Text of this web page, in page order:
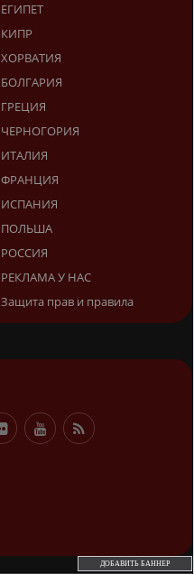
ЕГИПЕТ
КИПР
ХОРВАТИЯ
БОЛГАРИЯ
ГРЕЦИЯ
ЧЕРНОГОРИЯ
ИТАЛИЯ
ФРАНЦИЯ
ИСПАНИЯ
ПОЛЬША
РОССИЯ
РЕКЛАМА У НАС
Защита прав и правила
ДОБАВИТЬ БАННЕР